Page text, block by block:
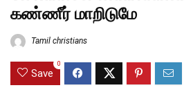
கண்ணீர் மாறிடுமே
Tamil christians
Save
0